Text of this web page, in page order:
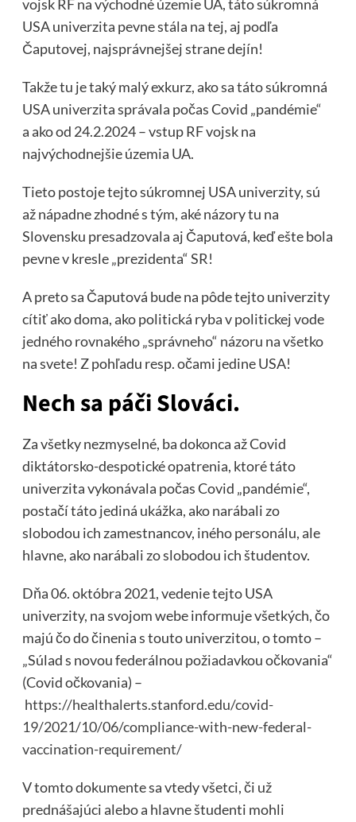
vojsk RF na východné územie UA, táto súkromná
USA univerzita pevne stála na tej, aj podľa
Čaputovej, najsprávnejšej strane dejín!
Takže tu je taký malý exkurz, ako sa táto súkromná
USA univerzita správala počas Covid „pandémie“
a ako od 24.2.2024 – vstup RF vojsk na
najvýchodnejšie územia UA.
Tieto postoje tejto súkromnej USA univerzity, sú
až nápadne zhodné s tým, aké názory tu na
Slovensku presadzovala aj Čaputová, keď ešte bola
pevne v kresle „prezidenta“ SR!
A preto sa Čaputová bude na pôde tejto univerzity
cítiť ako doma, ako politická ryba v politickej vode
jedného rovnakého „správneho“ názoru na všetko
na svete! Z pohľadu resp. očami jedine USA!
Nech sa páči Slováci.
Za všetky nezmyselné, ba dokonca až Covid
diktátorsko-despotické opatrenia, ktoré táto
univerzita vykonávala počas Covid „pandémie“,
postačí táto jediná ukážka, ako narábali zo
slobodou ich zamestnancov, iného personálu, ale
hlavne, ako narábali zo slobodou ich študentov.
Dňa 06. októbra 2021, vedenie tejto USA
univerzity, na svojom webe informuje všetkých, čo
majú čo do činenia s touto univerzitou, o tomto –
„Súlad s novou federálnou požiadavkou očkovania“
(Covid očkovania) –
https://healthalerts.stanford.edu/covid-
19/2021/10/06/compliance-with-new-federal-
vaccination-requirement/
V tomto dokumente sa vtedy všetci, či už
prednášajúci alebo a hlavne študenti mohli